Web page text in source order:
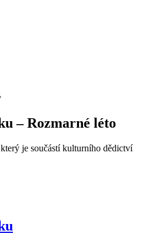
– Rozmarné léto
je součástí kulturního dědictví